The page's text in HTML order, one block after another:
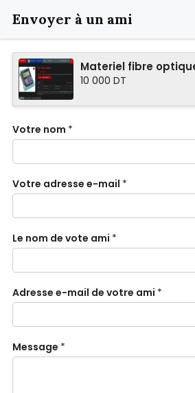
Envoyer à un ami
Materiel fibre
10 000 DT
Votre nom *
Votre adresse e-mail *
Le nom de vote ami *
Adresse e-mail de votre ami *
Message *